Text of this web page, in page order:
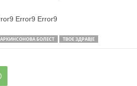
Error9 Error9
БОЛЕСТ ТВОЕ ЗДРАВЈЕ